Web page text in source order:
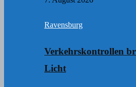
Ravensburg
Verkehrskontrollen
Licht